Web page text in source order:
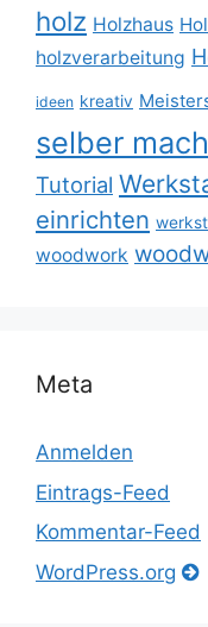
holz Holzhaus
holzverarbeitung
ideen kreativ
selber
Tutorial
einrichten
woodwork
Meta
Anmelden
Eintrags-Feed
Kommentar-Feed
WordPress.org